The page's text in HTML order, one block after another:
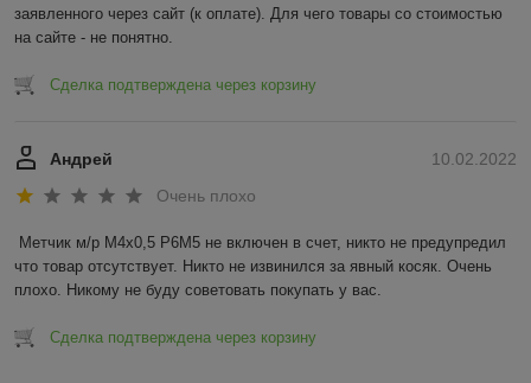
заявленного через сайт (к оплате). Для чего товары со стоимостью
на сайте - не понятно.
Сделка подтверждена через корзину
10.02.2022
Андрей
Очень плохо
Метчик м/р М4х0,5 Р6М5 не включен в счет, никто не предупредил
что товар отсутствует. Никто не извинился за явный косяк. Очень
плохо. Никому не буду советовать покупать у вас.
Сделка подтверждена через корзину